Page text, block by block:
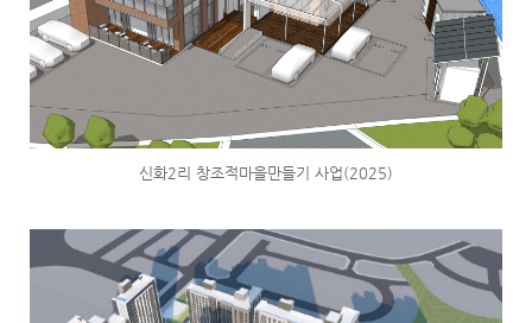
신화2리 창조적마을만들기 사업(2025)